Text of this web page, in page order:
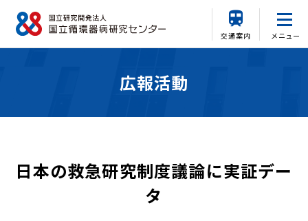
交通案内 メニュー
広報活動
日本の救急研究制度議論に実証デー
タ